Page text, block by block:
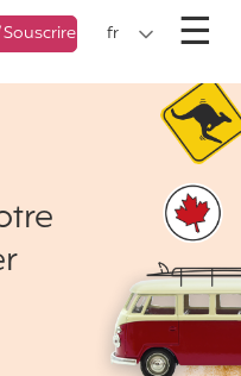
Voyages
Souscrire fr ☰